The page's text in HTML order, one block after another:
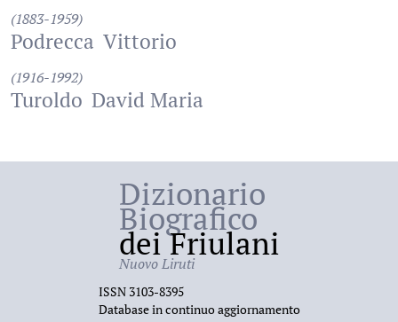
(1883-1959)
Podrecca Vittorio
(1916-1992)
Turoldo David Maria
Dizionario
Biografico
dei Friulani
Nuovo Liruti
ISSN 3103-8395
Database in continuo aggiornamento